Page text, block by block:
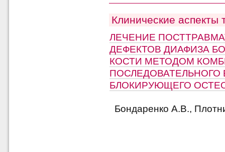
Клинические аспекты
ЛЕЧЕНИЕ
ДЕФЕКТОВ ДИАФИЗА
КОСТИ МЕТОДОМ
ПОСЛЕДОВАТЕЛЬНОГО
БЛОКИРУЮЩЕГО
Бондаренко А.В.,